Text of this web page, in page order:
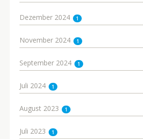
Dezember 2024 1
November 2024 1
September 2024 1
Juli 2024 1
August 2023 1
Juli 2023 1